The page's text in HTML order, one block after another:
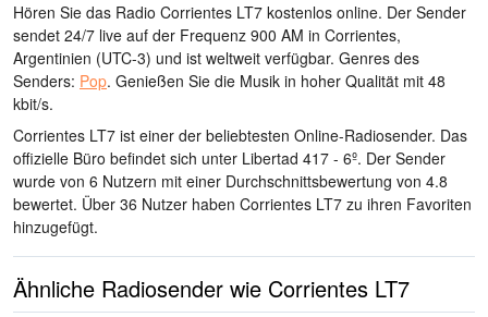
Hören Sie das Radio Corrientes LT7 kostenlos online. Der Sender
sendet 24/7 live auf der Frequenz 900 AM in Corrientes,
Argentinien (UTC-3) und ist weltweit verfügbar. Genres des
Senders: Pop. Genießen Sie die Musik in hoher Qualität mit 48
kbit/s.
Corrientes LT7 ist einer der beliebtesten Online-Radiosender. Das
offizielle Büro befindet sich unter Libertad 417 - 6º. Der Sender
wurde von 6 Nutzern mit einer Durchschnittsbewertung von 4.8
bewertet. Über 36 Nutzer haben Corrientes LT7 zu ihren Favoriten
hinzugefügt.
Ähnliche Radiosender wie Corrientes LT7